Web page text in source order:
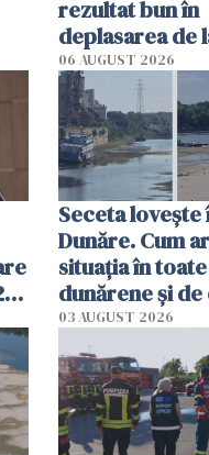
rezultat bun în
deplasarea de
06 AUGUST 2026
Seceta
Dunăre. Cum
situația în
dunărene și de
România
efectele, deși a
în iulie
03 AUGUST 2026